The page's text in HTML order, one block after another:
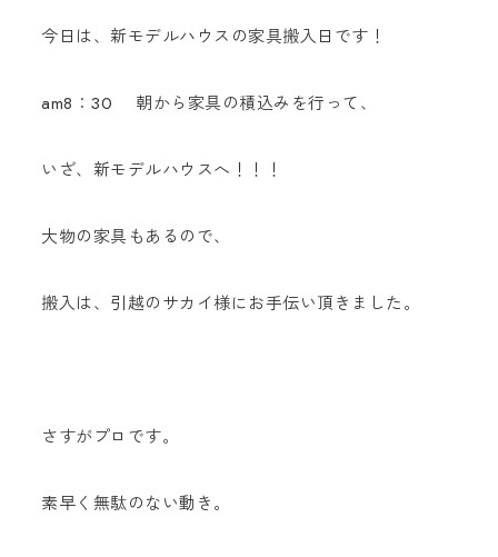
今日は、新モデルハウスの家具搬入日です！
am8：30 朝から家具の積込みを行って、
いざ、新モデルハウスへ！！！
大物の家具もあるので、
搬入は、引越のサカイ様にお手伝い頂きました。
さすがプロです。
素早く無駄のない動き。